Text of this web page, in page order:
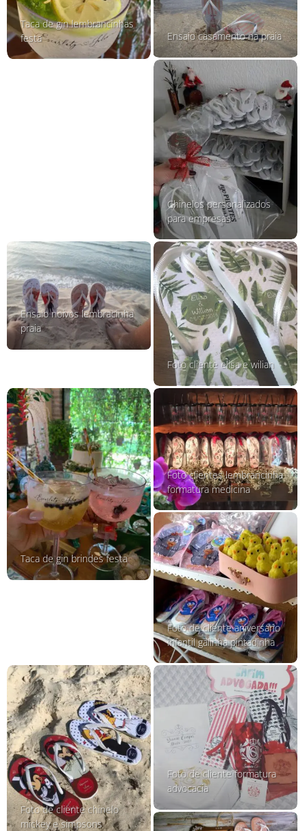
Taca de gin lembrancinhas
festa
Ensaio casamento na praia
Chinelos personalizados
para empresas
Ensaio noivos lembracinha
praia
Foto cliente elisa e wilian
Taca de gin brindes festa
Foto clientes lembrancinha
formatura medicina
Foto de cliente aniversario
infantil galinha pintadinha
Foto de cliente chinelo
mickey e simpsons
Foto de cliente formatura
advocacia